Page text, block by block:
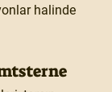
halinde